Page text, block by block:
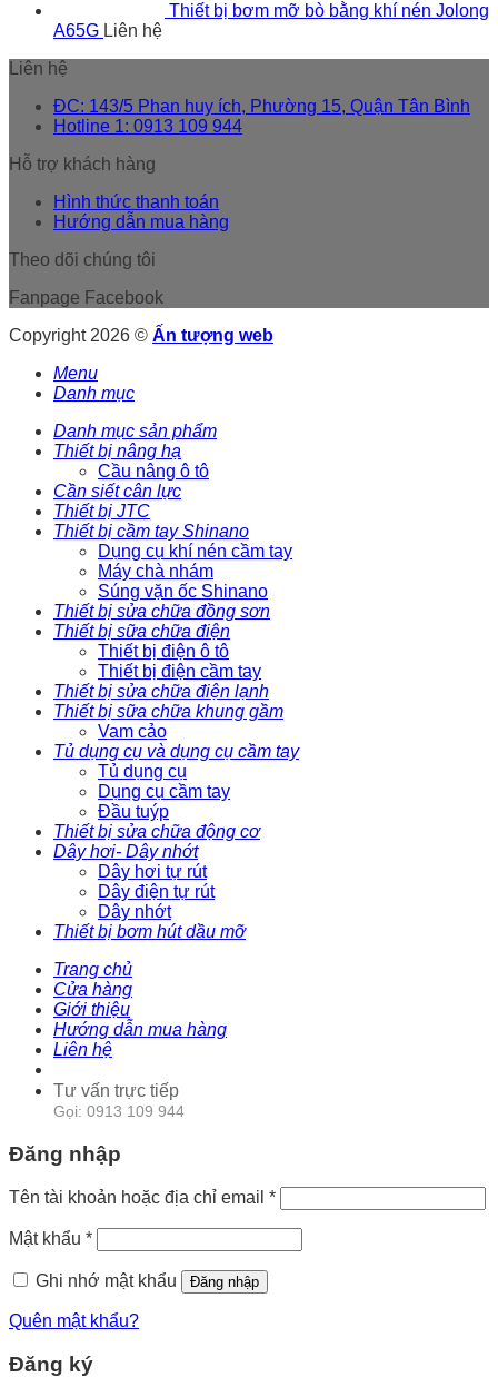
Thiết bị bơm mỡ bò bằng khí nén Jolong
A65G Liên hệ
Liên hệ
ĐC: 143/5 Phan huy ích, Phường 15, Quận Tân Bình
Hotline 1: 0913 109 944
Hỗ trợ khách hàng
Hình thức thanh toán
Hướng dẫn mua hàng
Theo dõi chúng tôi
Fanpage Facebook
Copyright 2026 © Ấn tượng web
Menu
Danh mục
Danh mục sản phẩm
Thiết bị nâng hạ
Cầu nâng ô tô
Cần siết cân lực
Thiết bị JTC
Thiết bị cầm tay Shinano
Dụng cụ khí nén cầm tay
Máy chà nhám
Súng vặn ốc Shinano
Thiết bị sửa chữa đồng sơn
Thiết bị sữa chữa điện
Thiết bị điện ô tô
Thiết bị điện cầm tay
Thiết bị sửa chữa điện lạnh
Thiết bị sữa chữa khung gầm
Vam cảo
Tủ dụng cụ và dụng cụ cầm tay
Tủ dụng cụ
Dụng cụ cầm tay
Đầu tuýp
Thiết bị sửa chữa động cơ
Dây hơi- Dây nhớt
Dây hơi tự rút
Dây điện tự rút
Dây nhớt
Thiết bị bơm hút dầu mỡ
Trang chủ
Cửa hàng
Giới thiệu
Hướng dẫn mua hàng
Liên hệ
Tư vấn trực tiếp
Gọi: 0913 109 944
Đăng nhập
Tên tài khoản hoặc địa chỉ email *
Mật khẩu *
Ghi nhớ mật khẩu Đăng nhập
Quên mật khẩu?
Đăng ký